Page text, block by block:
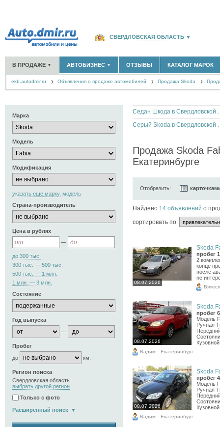
СВЕРДЛОВСКАЯ ОБЛАСТЬ ▼
МОСКВА И ОБЛАСТЬ(58180)
САНКТ-ПЕТЕРБУРГ И ОБЛАСТЬ (14298)
КРЫМ РЕСПУБЛИКА(412)
СЕВАСТОПОЛЬ (11)
В ПРОДАЖЕ ▼
НОВЫЕ АВТОМОБИЛИ(1042)
АВТОБИЗНЕС ▼
ОФИЦИАЛЬНЫЕ ДИЛЕРЫ(50)
ТАКСИ(1)
ЗАПЧАСТИ(59)
ДОБАВИТЬ КОМПАНИЮ
СПЕЦИАЛИСТЫ(12)
ОТЗЫВЫ КАТАЛОГ МАРОК
ekb.autodmir.ru Объявления о продаже автомобилей Продажа Skoda
Марка
Модель
Модификация
указать еще марку, модель
Страна-производитель
Цена в рублях
—
до 300 тыс.
300 тыс. — 500 тыс.
500 тыс. — 1 млн.
1 млн. — 3 млн.
Состояние
Год выпуска
—
Пробег
до
км.
Регион поиска
Свердловская область
выбрать другой регион
Только с фото
Расширенный поиск
Седан
Серый
Продажа Skoda
Екатеринбурге
Отобразить:
Найдено 14 объявлений о
cортировать по:
08.07.2026
Skoda
пробег
2
конце
после
не
08.07.2026
Skoda
пробег
Модель
Ручная
Вадим Екатеринбург
08.07.2026
Skoda
пробег
Модель
Ручная
Вадим Екатеринбург